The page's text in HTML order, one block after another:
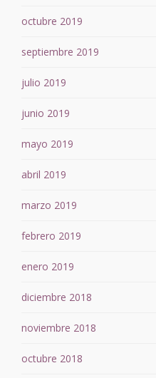
octubre 2019
septiembre 2019
julio 2019
junio 2019
mayo 2019
abril 2019
marzo 2019
febrero 2019
enero 2019
diciembre 2018
noviembre 2018
octubre 2018